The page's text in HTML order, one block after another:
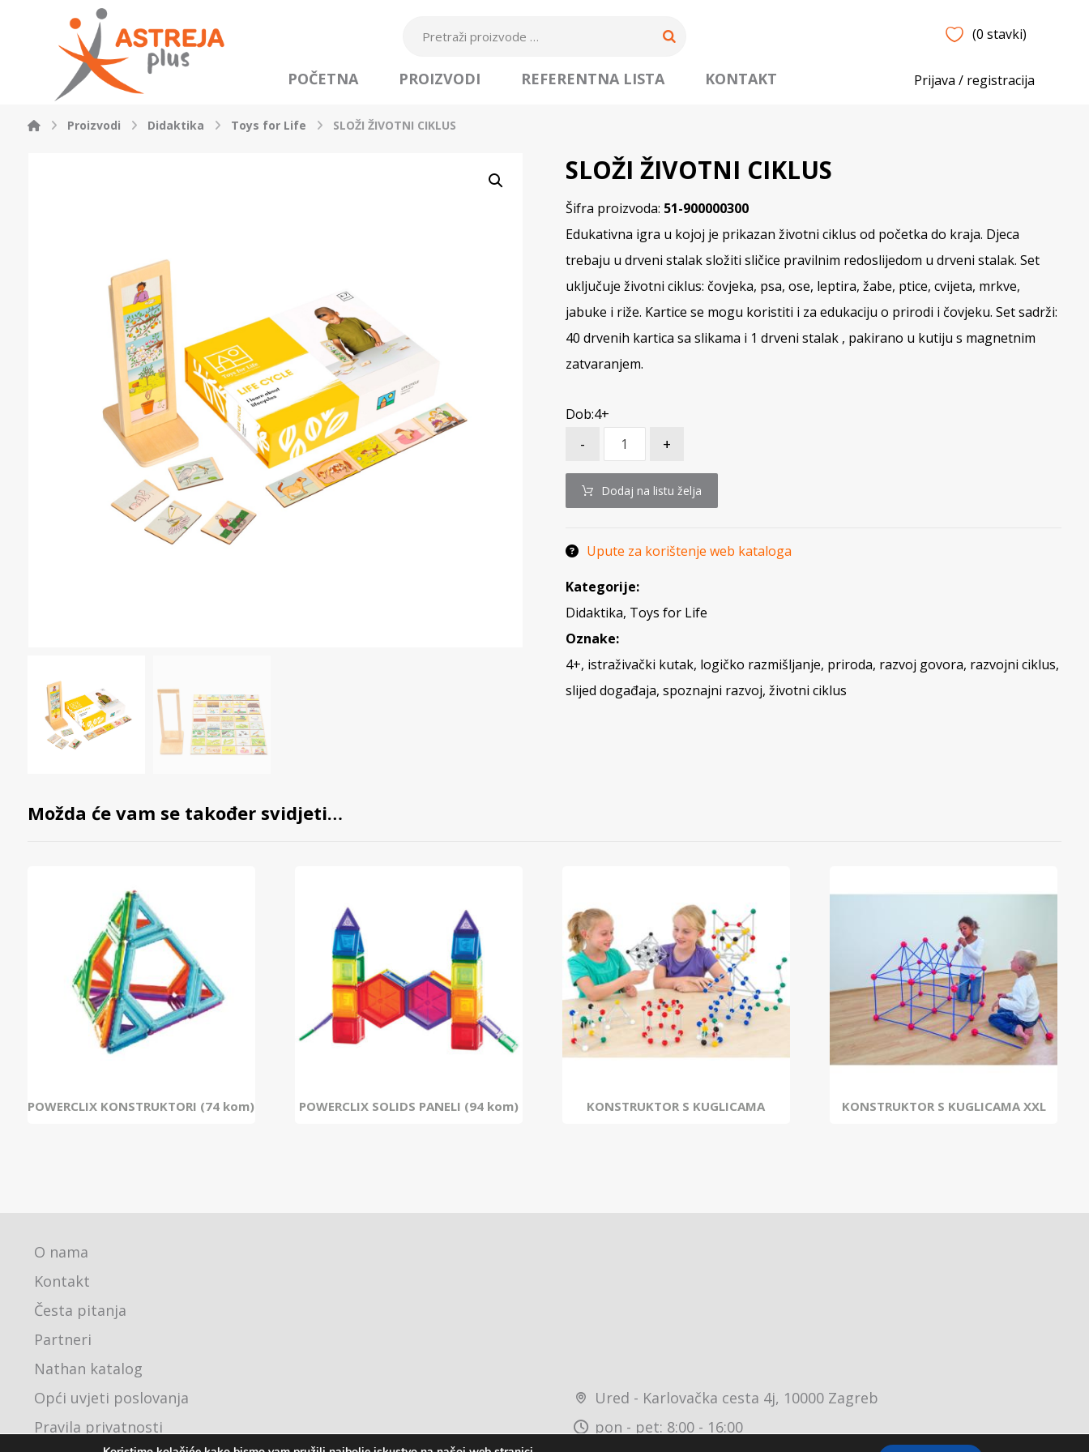
(0 stavki)
Prijava / registracija
POČETNA PROIZVODI REFERENTNA LISTA KONTAKT
Proizvodi Didaktika Toys for Life SLOŽI ŽIVOTNI CIKLUS
SLOŽI ŽIVOTNI CIKLUS
Šifra proizvoda: 51-900000300
Edukativna igra u kojoj je prikazan životni ciklus od početka do kraja. Djeca
trebaju u drveni stalak složiti sličice pravilnim redoslijedom u drveni stalak. Set
uključuje životni ciklus: čovjeka, psa, ose, leptira, žabe, ptice, cvijeta, mrkve,
jabuke i riže. Kartice se mogu koristiti i za edukaciju o prirodi i čovjeku. Set sadrži:
40 drvenih kartica sa slikama i 1 drveni stalak , pakirano u kutiju s magnetnim
zatvaranjem.
Dob:4+
- +
Dodaj na listu želja
Upute za korištenje web kataloga
Kategorije:
Didaktika, Toys for Life
Oznake:
4+, istraživački kutak, logičko razmišljanje, priroda, razvoj govora, razvojni ciklus,
slijed događaja, spoznajni razvoj, životni ciklus
Možda će vam se također svidjeti…
POWERCLIX KONSTRUKTORI (74 kom) POWERCLIX SOLIDS PANELI (94 kom) KONSTRUKTOR S KUGLICAMA KONSTRUKTOR S KUGLICAMA XXL
O nama
Kontakt
Česta pitanja
Partneri
Nathan katalog
Opći uvjeti poslovanja
Pravila privatnosti
Ured - Karlovačka cesta 4j, 10000 Zagreb
pon - pet: 8:00 - 16:00